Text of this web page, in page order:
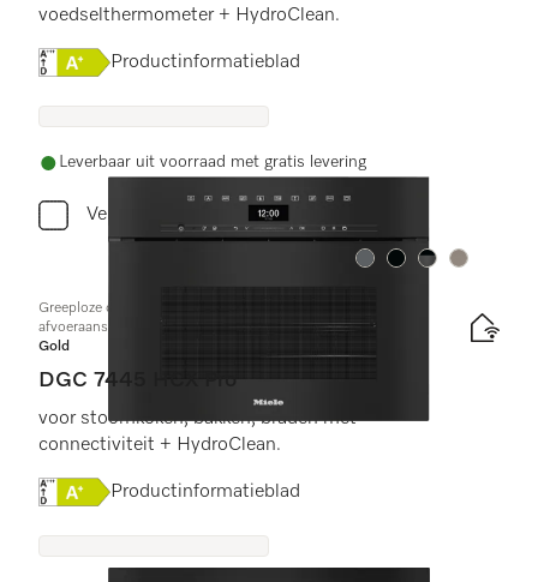
voedselthermometer + HydroClean.
Online Label Flag, Energielabel
Productinformatieblad
Leverbaar uit voorraad met gratis levering
Vergelijken
Kleur:Kleur:Kleur:Kleur:
Greeploze compacte combi-stoomoven met toe- en
afvoeraansluiting voor water
Gold
DGC 7445 HCX Pro
voor stoomkoken, bakken, braden met
connectiviteit + HydroClean.
Online Label Flag, Energielabel
Productinformatieblad